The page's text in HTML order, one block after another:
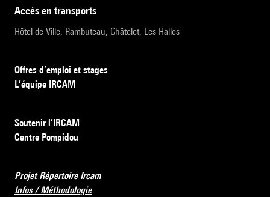
accès en transports
Hôtel de Ville, Rambuteau, Châtelet, Les Halles
Offres d’emploi et stages
L’équipe IRCAM
Soutenir l’IRCAM
Centre Pompidou
Projet Répertoire Ircam
Infos / Méthodologie